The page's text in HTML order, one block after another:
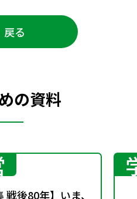
戻る
の資料
戦後80年】いま、